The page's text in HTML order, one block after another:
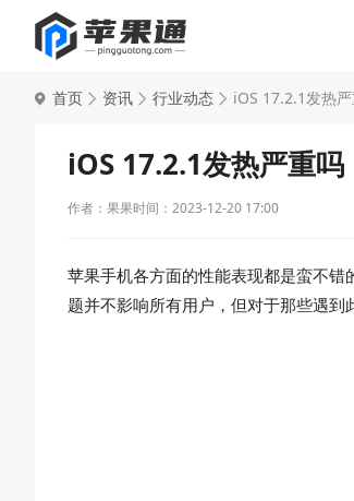
首页 资讯 行业动态 iOS 17.2.1发热
iOS 17.2.1发热严重吗
作者：果果时间：2023-12-20 17:00
苹果手机各方面的性能表现都是蛮不
题并不影响所有用户，但对于那些遇